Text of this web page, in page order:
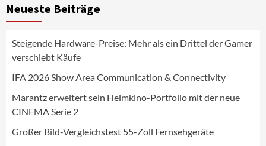
Neueste Beiträge
Steigende Hardware-Preise: Mehr als ein Drittel der Gamer
verschiebt Käufe
IFA 2026 Show Area Communication & Connectivity
Marantz erweitert sein Heimkino-Portfolio mit der neue
CINEMA Serie 2
Großer Bild-Vergleichstest 55-Zoll Fernsehgeräte
4
Fernsehgeräte
5
NIQ kehrt zur IFA 2026 zurück und prägt
die Branchendebatte
Aktuell
CHERRY baut Vertriebsteam in